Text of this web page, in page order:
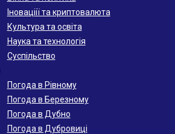
Іноваціії та криптовалюта
Культура та освіта
Наука та технологія
Суспільство
Погода в Рівному
Погода в Березному
Погода в Дубно
Погода в Дубровиці